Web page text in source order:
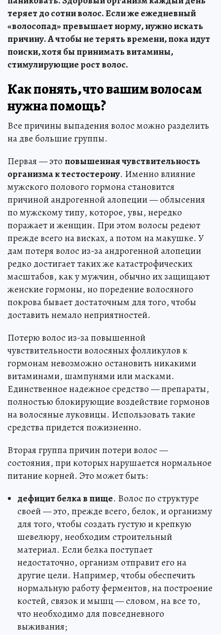
теряет до сотни волос. Если же ежедневный
«волосопад» превышает норму, нужно искать
причину. А чтобы не терять времени, пока идут
поиски, хотя бы принимать витамины,
стимулирующие рост волос.
Как понять, что вашим волосам
нужна помощь?
Все причины выпадения волос можно разделить
на две большие группы.
Первая — это повышенная чувствительность
организма к тестостерону. Именно влияние
мужского полового гормона становится
причиной андрогенной алопеции — облысения
по мужскому типу, которое, увы, нередко
поражает и женщин. При этом волосы редеют
прежде всего на висках, а потом на макушке. У
дам потеря волос из-за андрогенной алопеции
редко достигает таких же катастрофических
масштабов, как у мужчин, обычно их защищают
женские гормоны, но поредение волосяного
покрова бывает достаточным для того, чтобы
доставить немало неприятностей.
Потерю волос из-за повышенной
чувствительности волосяных фолликулов к
гормонам невозможно остановить никакими
витаминами, шампунями или масками.
Единственное надежное средство — препараты,
полностью блокирующие воздействие гормонов
на волосяные луковицы. Использовать такие
средства придется пожизненно.
Вторая группа причин потери волос —
состояния, при которых нарушается нормальное
питание корней. Это может быть:
дефицит белка в пище. Волос по структуре
своей — это, прежде всего, белок, и организму
для того, чтобы создать густую и крепкую
шевелюру, необходим строительный
материал. Если белка поступает
недостаточно, организм отправит его на
другие цели. Например, чтобы обеспечить
нормальную работу ферментов, на построение
костей, связок и мышц — словом, на все то,
что необходимо для повседневного
выживания;